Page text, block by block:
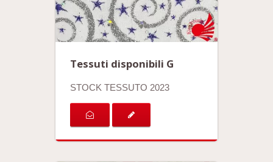
Tessuti disponibili G
STOCK TESSUTO 2023